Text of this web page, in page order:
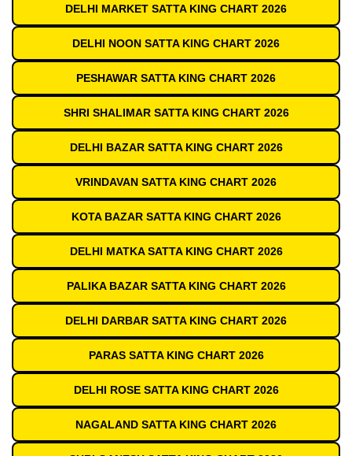
DELHI MARKET SATTA KING CHART 2026
DELHI NOON SATTA KING CHART 2026
PESHAWAR SATTA KING CHART 2026
SHRI SHALIMAR SATTA KING CHART 2026
DELHI BAZAR SATTA KING CHART 2026
VRINDAVAN SATTA KING CHART 2026
KOTA BAZAR SATTA KING CHART 2026
DELHI MATKA SATTA KING CHART 2026
PALIKA BAZAR SATTA KING CHART 2026
DELHI DARBAR SATTA KING CHART 2026
PARAS SATTA KING CHART 2026
DELHI ROSE SATTA KING CHART 2026
NAGALAND SATTA KING CHART 2026